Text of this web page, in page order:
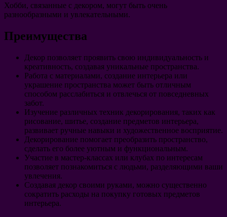
Хобби, связанные с декором, могут быть очень
разнообразными и увлекательными.
Преимущества
Декор позволяет проявить свою индивидуальность и
креативность, создавая уникальные пространства.
Работа с материалами, создание интерьера или
украшение пространства может быть отличным
способом расслабиться и отвлечься от повседневных
забот.
Изучение различных техник декорирования, таких как
рисование, шитье, создание предметов интерьера,
развивает ручные навыки и художественное восприятие.
Декорирование помогает преобразить пространство,
сделать его более уютным и функциональным.
Участие в мастер-классах или клубах по интересам
позволяет познакомиться с людьми, разделяющими ваши
увлечения.
Создавая декор своими руками, можно существенно
сократить расходы на покупку готовых предметов
интерьера.